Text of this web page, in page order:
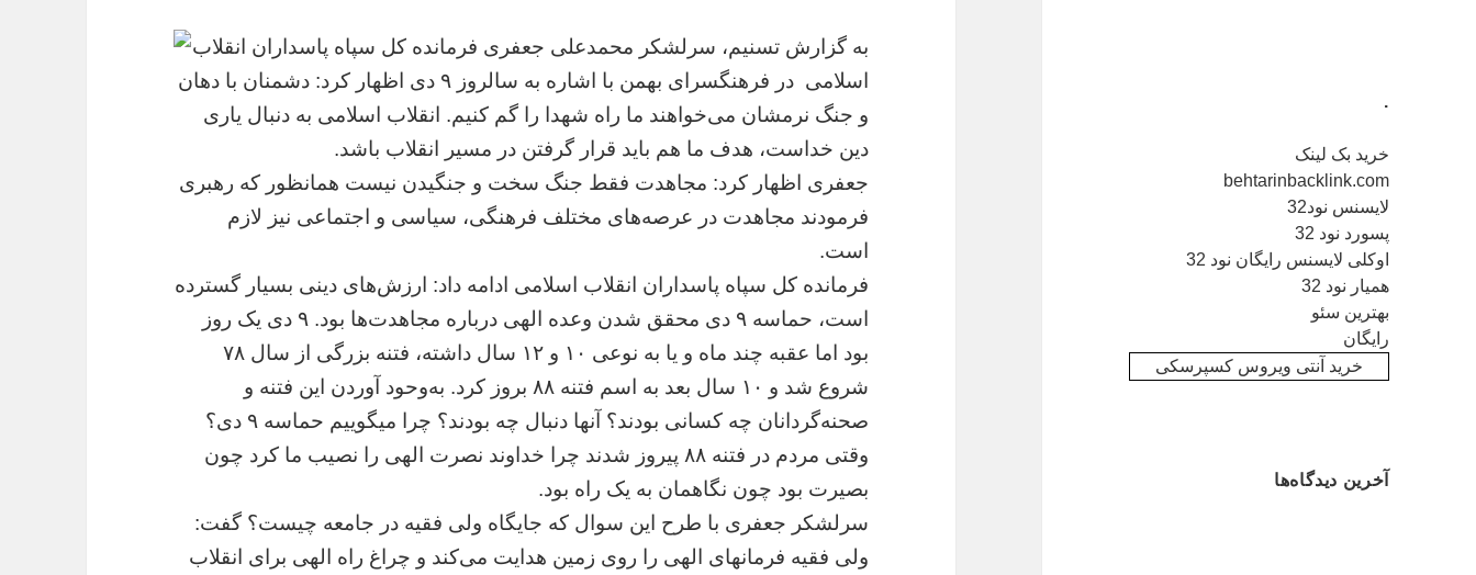
.
خرید بک لینک
behtarinbacklink.com
لایسنس نود32
پسورد نود 32
اوکلی لایسنس رایگان نود 32
همیار نود 32
بهترین سئو
رایگان
خرید آنتی ویروس کسپرسکی
آخرین دیدگاه‌ها
به گزارش تسنیم، سرلشکر محمدعلی جعفری فرمانده کل سپاه پاسداران انقلاب
اسلامی در فرهنگسرای بهمن با اشاره به سالروز ٩ دی اظهار کرد: دشمنان با دهان
و جنگ نرمشان می‌خواهند ما راه شهدا را گم کنیم. انقلاب اسلامی به دنبال یاری
دین خداست، هدف ما هم باید قرار گرفتن در مسیر انقلاب باشد.
جعفری اظهار کرد: مجاهدت فقط جنگ سخت و جنگیدن نیست همانظور که رهبری
فرمودند مجاهدت در عرصه‌های مختلف فرهنگی، سیاسی و اجتماعی نیز لازم
است.
فرمانده کل سپاه پاسداران انقلاب اسلامی ادامه داد: ارزش‌های دینی بسیار گسترده
است، حماسه ٩ دی محقق شدن وعده الهی درباره مجاهدت‌ها بود. ٩ دی یک روز
بود اما عقبه چند ماه و یا به نوعی ۱۰ و ١٢ سال داشته، فتنه بزرگی از سال ٧٨
شروع شد و ۱۰ سال بعد به اسم فتنه ٨٨ بروز کرد. به‌وحود آوردن این فتنه و
صحنه‌گردانان چه کسانی بودند؟ آنها دنبال چه بودند؟ چرا میگوییم حماسه ٩ دی؟
وقتی مردم در فتنه ٨٨ پیروز شدند چرا خداوند نصرت الهی را نصیب ما کرد چون
بصیرت بود چون نگاهمان به یک راه بود.
سرلشکر جعفری با طرح این سوال که جایگاه ولی فقیه در جامعه چیست؟ گفت:
ولی فقیه فرمانهای الهی را روی زمین هدایت می‌کند و چراغ راه الهی برای انقلاب